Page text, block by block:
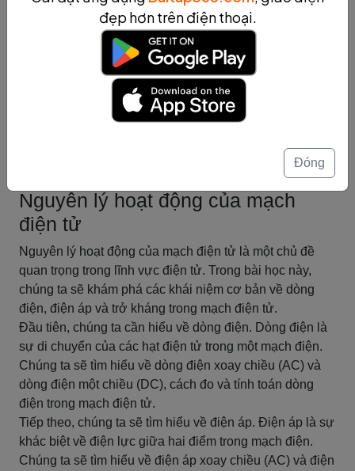
để tăng cường và điều chỉnh tín hiệu âm thanh và video
trong các thiết bị âm thanh, video và đài phát thanh.
IC là một phần không thể thiếu trong mạch điện tử hiện
đại. Với sự phát triển của công nghệ, loại IC và ứng
dụng của chúng cũng ngày càng đa dạng và phong phú.
Nguyên lý hoạt động của mạch
Nguyên lý hoạt động của mạch
điện tử
Nguyên lý hoạt động của mạch điện tử là một chủ đề
quan trọng trong lĩnh vực điện tử. Trong bài học này,
chúng ta sẽ khám phá các khái niệm cơ bản về dòng
điện, điện áp và trở kháng trong mạch điện tử.
Đầu tiên, chúng ta cần hiểu về dòng điện. Dòng điện là
sự di chuyển của các hạt điện tử trong một mạch điện.
Chúng ta sẽ tìm hiểu về dòng điện xoay chiều (AC) và
dòng điện một chiều (DC), cách đo và tính toán dòng
điện trong mạch điện tử.
Tiếp theo, chúng ta sẽ tìm hiểu về điện áp. Điện áp là sự
khác biệt về điện lực giữa hai điểm trong mạch điện.
Chúng ta sẽ tìm hiểu về điện áp xoay chiều (AC) và điện
đẹp hơn trên điện thoại.
Đóng